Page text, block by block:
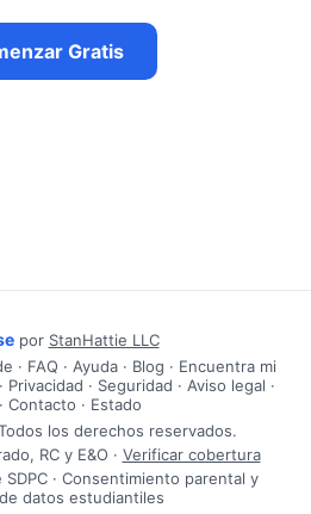
Gratis
por StanHattie LLC
· FAQ · Ayuda · Blog · Encuentra mi
· Privacidad · Seguridad · Aviso legal ·
· Contacto · Estado
los derechos reservados.
RC y E&O · Verificar cobertura
· Consentimiento parental y
datos estudiantiles